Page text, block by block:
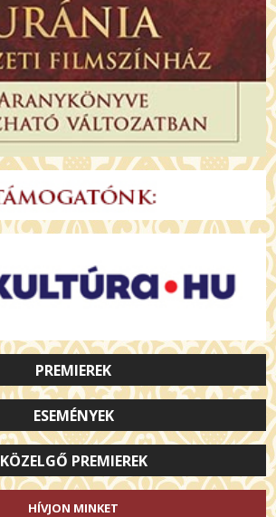
PREMIEREK
ESEMÉNYEK
KÖZELGŐ PREMIEREK
HÍVJON MINKET